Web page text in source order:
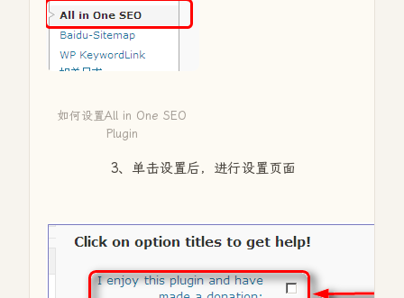
如何设置All in One SEO
Plugin
3、单击设置后，进行设置页面